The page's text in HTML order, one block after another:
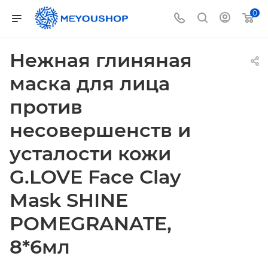
0
Нежная глиняная
маска для лица
против
несовершенств и
усталости кожи
G.LOVE Face Clay
Mask SHINE
POMEGRANATE,
8*6мл